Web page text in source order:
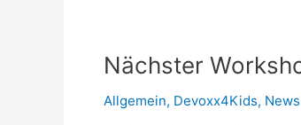
Nächster
Allgemein, Devoxx4Kids,